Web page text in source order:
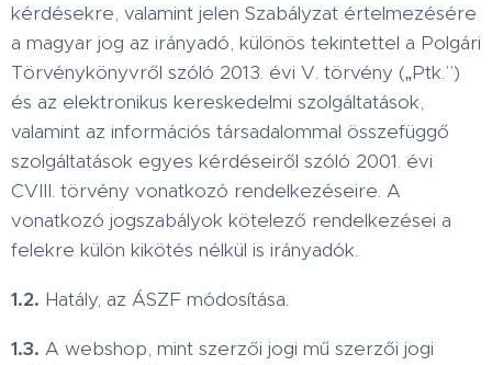
kérdésekre, valamint jelen Szabályzat értelmezésére
a magyar jog az irányadó, különös tekintettel a Polgári
Törvénykönyvről szóló 2013. évi V. törvény („Ptk.”)
és az elektronikus kereskedelmi szolgáltatások,
valamint az információs társadalommal összefüggő
szolgáltatások egyes kérdéseiről szóló 2001. évi
CVIII. törvény vonatkozó rendelkezéseire. A
vonatkozó jogszabályok kötelező rendelkezései a
felekre külön kikötés nélkül is irányadók.
1.2. Hatály, az ÁSZF módosítása.
1.3. A webshop, mint szerzői jogi mű szerzői jogi